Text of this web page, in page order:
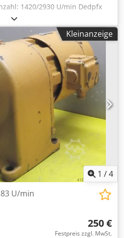
1420/2930 U/min Dedpfx
mm -Bauform: B5 -Schutzart:
H230 mm -Gewicht: 39 kg
Kleinanzeige
1 /4
U/min
250 €
Festpreis zzgl. MwSt.